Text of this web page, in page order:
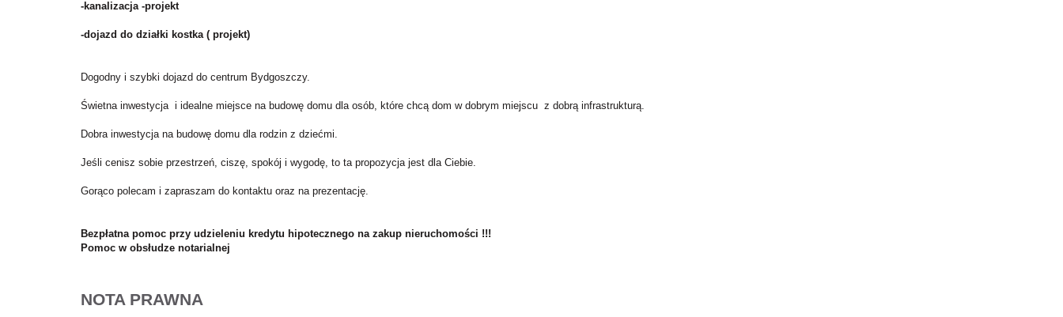
-kanalizacja -projekt
-dojazd do działki kostka ( projekt)
Dogodny i szybki dojazd do centrum Bydgoszczy.
Świetna inwestycja i idealne miejsce na budowę domu dla osób, które chcą dom w dobrym miejscu z dobrą infrastrukturą.
Dobra inwestycja na budowę domu dla rodzin z dziećmi.
Jeśli cenisz sobie przestrzeń, ciszę, spokój i wygodę, to ta propozycja jest dla Ciebie.
Gorąco polecam i zapraszam do kontaktu oraz na prezentację.
Bezpłatna pomoc przy udzieleniu kredytu hipotecznego na zakup nieruchomości !!!
Pomoc w obsłudze notarialnej
NOTA PRAWNA